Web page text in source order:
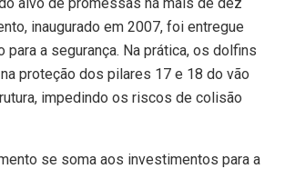
inaugurado em 2007, foi entregue
a segurança. Na prática, os dolfins
proteção dos pilares 17 e 18 do vão
impedindo os riscos de colisão
se soma aos investimentos para a